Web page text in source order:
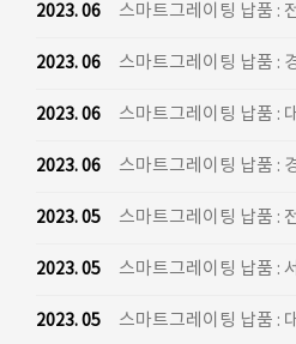
2023. 06 스마트그레이팅 납품 :
2023. 06 스마트그레이팅 납품 :
2023. 06 스마트그레이팅 납품 :
2023. 06 스마트그레이팅 납품 :
2023. 05 스마트그레이팅 납품 :
2023. 05 스마트그레이팅 납품 :
2023. 05 스마트그레이팅 납품 :